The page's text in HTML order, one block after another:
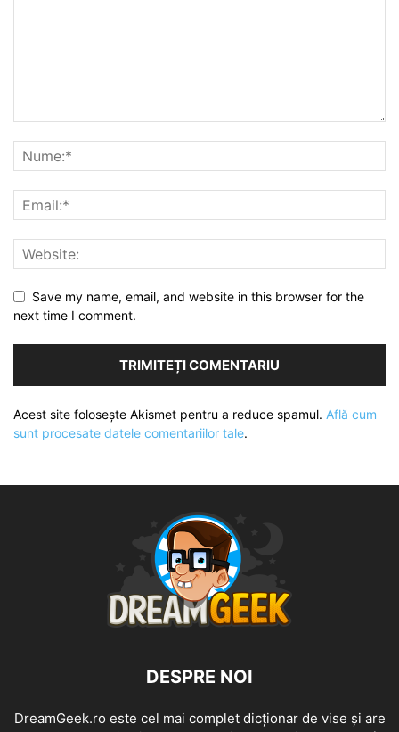
Save my name, email, and website in this browser for the
next time I comment.
Acest site folosește Akismet pentru a reduce spamul. Află cum
sunt procesate datele comentariilor tale.
DESPRE NOI
DreamGeek.ro este cel mai complet dicționar de vise și are